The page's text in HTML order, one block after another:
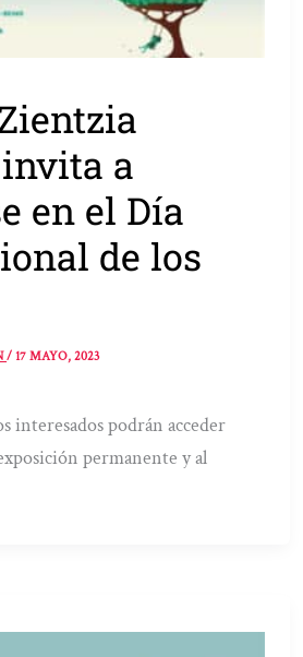
a
en el Día
de los
/17 MAYO, 2023
interesados podrán acceder
permanente y al